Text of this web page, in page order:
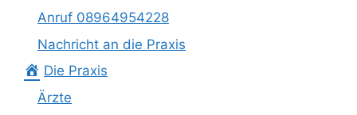
Anruf 08964954228
Nachricht an die Praxis
Die Praxis
Ärzte